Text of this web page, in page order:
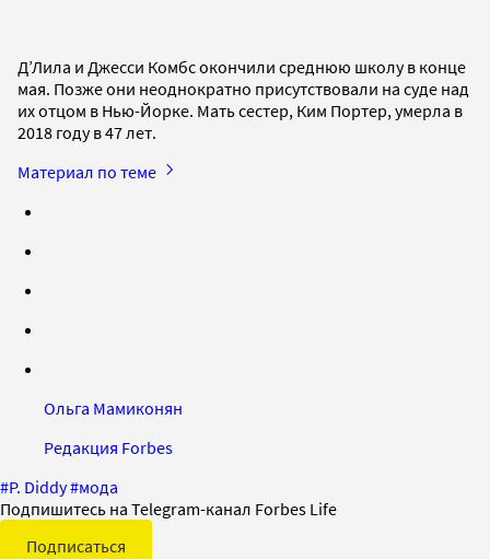
Д’Лила и Джесси Комбс окончили среднюю школу в конце
мая. Позже они неоднократно присутствовали на суде над
их отцом в Нью-Йорке. Мать сестер, Ким Портер, умерла в
2018 году в 47 лет.
Материал по теме
Ольга Мамиконян
Редакция Forbes
#P. Diddy#мода
Подпишитесь на Telegram-канал Forbes Life
Подписаться